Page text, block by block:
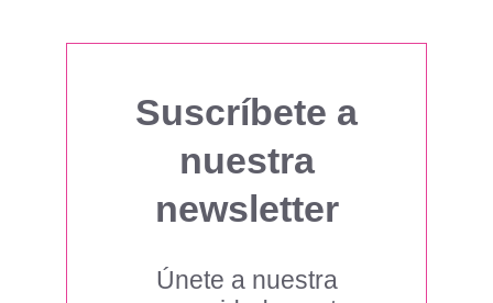
Suscríbete a
nuestra
newsletter
Únete a nuestra